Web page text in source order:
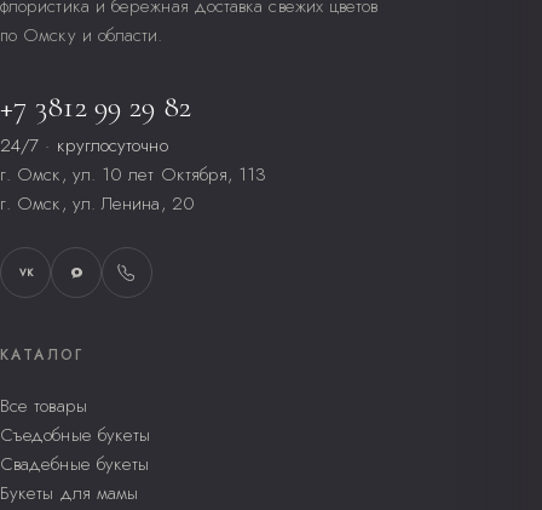
фруктов.
флористика и бережная доставка свежих цветов
по Омску и области.
+7 3812 99 29 82
24/7 · круглосуточно
г. Омск, ул. 10 лет Октября, 113
г. Омск, ул. Ленина, 20
VK
КАТАЛОГ
Все товары
Съедобные букеты
Свадебные букеты
Букеты для мамы